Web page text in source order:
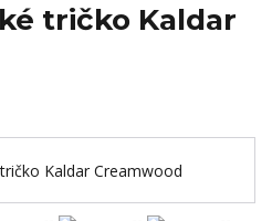
tričko Kaldar